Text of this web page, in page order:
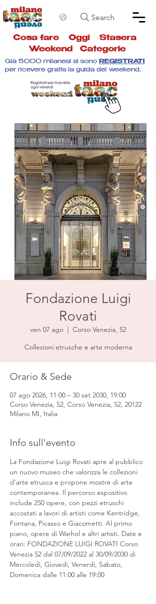
Search
Cosa fare Oggi Stasera
Weekend
Categorie
Già 5000 milanesi si sono REGISTRATI
per ricevere gratis la guida del weekend.
Fondazione Luigi
Rovati
ven 07 ago
  |
Corso Venezia, 52
Collezioni etrusche e arte moderna
Orario & Sede
07 ago 2026, 11:00 – 30 set 2030, 19:00
Corso Venezia, 52, Corso Venezia, 52, 20122
Milano MI, Italia
Info sull'evento
La Fondazione Luigi Rovati apre al pubblico
un nuovo museo che valorizza le collezioni
d’arte etrusca e propone mostre di arte
contemporanea. Il percorso espositivo
include 250 opere, con pezzi etruschi
accostati a lavori di artisti come Kentridge,
Fontana, Picasso e Giacometti. Al primo
piano, opere di Warhol e altri artisti. Date e
orari: FONDAZIONE LUIGI ROVATI Corso
Venezia 52 dal 07/09/2022 al 30/09/2030 di
Mercoledì, Giovedì, Venerdì, Sabato,
Domenica dalle 11:00 alle 19:00